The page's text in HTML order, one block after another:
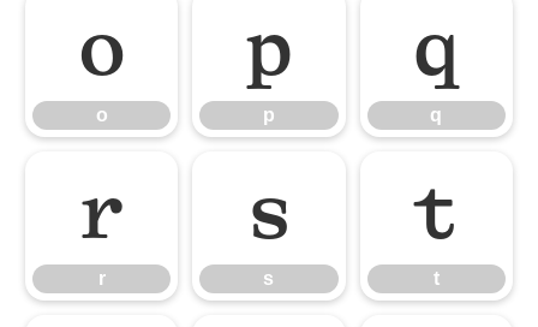
o
o
p
p
q
q
r
r
s
s
t
t